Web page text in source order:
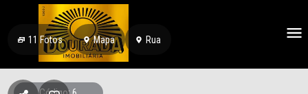
11 Fotos Mapa Rua